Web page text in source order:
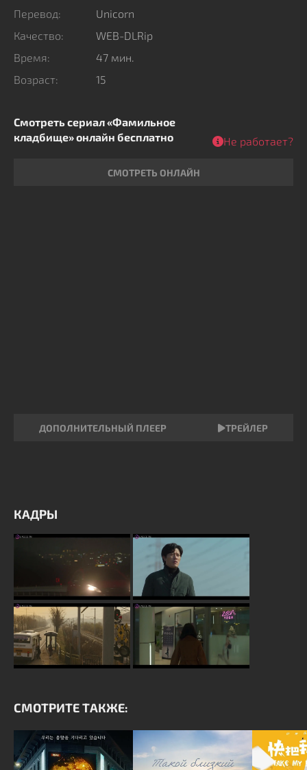
безумия, где родственные узы оборачиваются
проклятием. Героине предстоит столкнуться с
обладание старым полем может оказаться
человеческой судьбой. Каждое новое открытие лишь
грехи, требующие немедленного искупления.
Перевод:
Unicorn
Качество:
WEB-DLRip
Время:
47 мин.
Возраст:
15
Смотреть сериал «Фамильное
кладбище» онлайн бесплатно
СМОТРЕТЬ ОНЛАЙН
ДОПОЛНИТЕЛЬНЫЙ ПЛЕЕР ТРЕЙЛЕР
Не работает?
КАДРЫ
СМОТРИТЕ ТАКЖЕ: